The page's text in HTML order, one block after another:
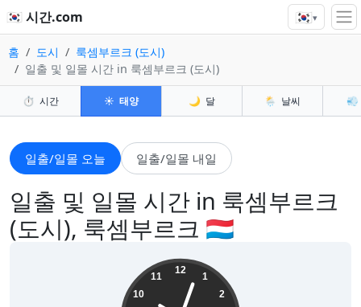
🇰🇷 시간.com 🇰🇷▾
홈 도시
룩셈부르크 (도시)
일출 및 일몰 시간 in 룩셈부르크 (도시)
⏱️ 시간 ☀️ 태양 🌙 달 🌦️ 날씨 💨
일출/일몰 오늘 일출/일몰 내일
일출 및 일몰 시간 in 룩셈부르크
(도시), 룩셈부르크 🇱🇺
12
1
2
10
11